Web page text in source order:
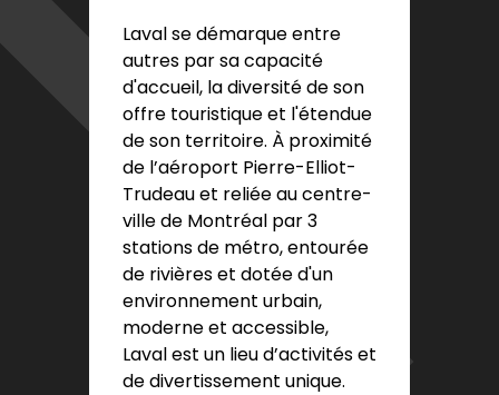
Laval se démarque entre
autres par sa capacité
d'accueil, la diversité de son
offre touristique et l'étendue
de son territoire. À proximité
de l’aéroport Pierre-Elliot-
Trudeau et reliée au centre-
ville de Montréal par 3
stations de métro, entourée
de rivières et dotée d'un
environnement ur​bain,
moderne et accessible,
Laval est un lieu d’activités et
de divertissement unique.